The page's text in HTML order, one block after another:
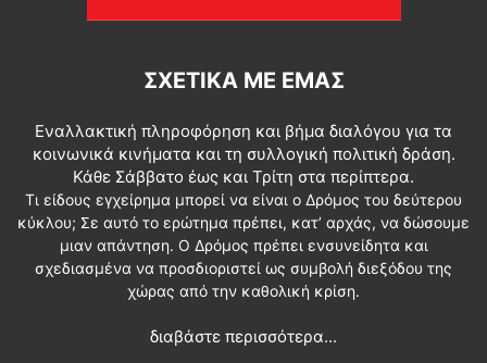
ΣΧΕΤΙΚΆ ΜΕ ΕΜΆΣ
Εναλλακτική πληροφόρηση και βήμα διαλόγου για τα
κοινωνικά κινήματα και τη συλλογική πολιτική δράση.
Κάθε Σάββατο έως και Τρίτη στα περίπτερα.
Τι είδους εγχείρημα μπορεί να είναι ο Δρόμος του δεύτερου
κύκλου; Σε αυτό το ερώτημα πρέπει, κατ’ αρχάς, να δώσουμε
μιαν απάντηση. Ο Δρόμος πρέπει ενσυνείδητα και
σχεδιασμένα να προσδιοριστεί ως συμβολή διεξόδου της
χώρας από την καθολική κρίση.
διαβάστε περισσότερα...